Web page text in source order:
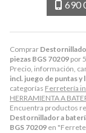
Comprar
piezas BGS 70209 por
Precio, información,
incl. juego de puntas y
categorías Ferretería
HERRAMIENTA A
Encuentra productos
Destornillador a
BGS 70209 en
690